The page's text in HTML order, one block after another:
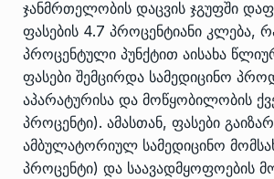
ჯანმრთელობის დაცვის ჯგუფში
ფასების 4.7 პროცენტიანი კლება,
პროცენტული პუნქტით აისახა
ფასები შემცირდა სამედიცინო
აპარატურისა და მოწყობილობის
პროცენტი). ამასთან, ფასები
ამბულატორიულ სამედიცინო
პროცენტი) და საავადმყოფოების